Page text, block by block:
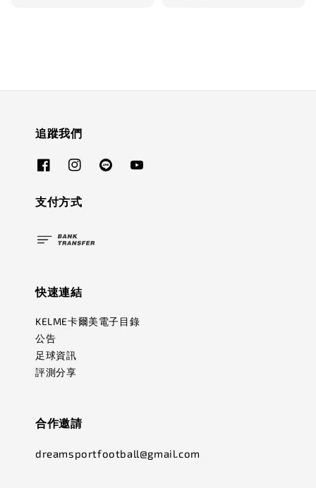
追蹤我們
支付方式
快速連結
KELME卡爾美電子目錄
公告
足球資訊
評測分享
合作邀請
dreamsportfootball@gmail.com